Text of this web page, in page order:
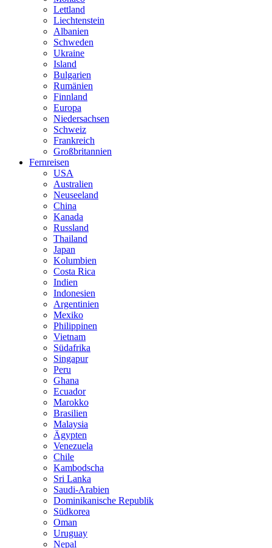
Lettland
Liechtenstein
Albanien
Schweden
Ukraine
Island
Bulgarien
Rumänien
Finnland
Europa
Niedersachsen
Schweiz
Frankreich
Großbritannien
Fernreisen
USA
Australien
Neuseeland
China
Kanada
Russland
Thailand
Japan
Kolumbien
Costa Rica
Indien
Indonesien
Argentinien
Mexiko
Philippinen
Vietnam
Südafrika
Singapur
Peru
Ghana
Ecuador
Marokko
Brasilien
Malaysia
Ägypten
Venezuela
Chile
Kambodscha
Sri Lanka
Saudi-Arabien
Dominikanische Republik
Südkorea
Oman
Uruguay
Nepal